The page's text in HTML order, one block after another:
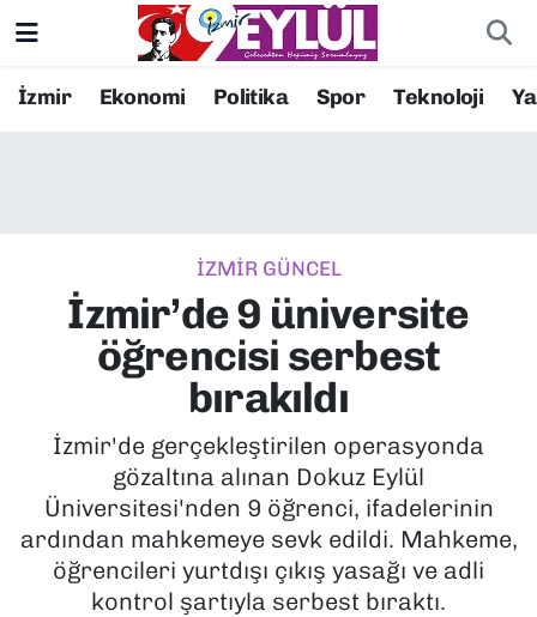
İzmir Ekonomi Politika Spor Teknoloji
İZMİR GÜNCEL
İzmir’de 9 üniversite
öğrencisi serbest
bırakıldı
İzmir'de gerçekleştirilen operasyonda
gözaltına alınan Dokuz Eylül
Üniversitesi'nden 9 öğrenci, ifadelerinin
ardından mahkemeye sevk edildi. Mahkeme,
öğrencileri yurtdışı çıkış yasağı ve adli
kontrol şartıyla serbest bıraktı.
Resmi İlanlar
EKONOMİ
KÜLTÜR SANAT
MAGAZİN
POLİTİKA
SAĞLIK
Konak Nöbetçi Eczaneler
Süper Lig Puan Durumu ve Fikstür
Tüm Manşetler
Son Dakika Haberleri
Haber Arşivi